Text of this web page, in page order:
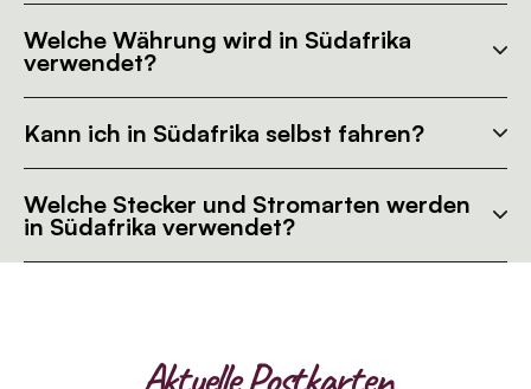
Welche Währung wird in Südafrika
verwendet?
Kann ich in Südafrika selbst fahren?
Welche Stecker und Stromarten werden
in Südafrika verwendet?